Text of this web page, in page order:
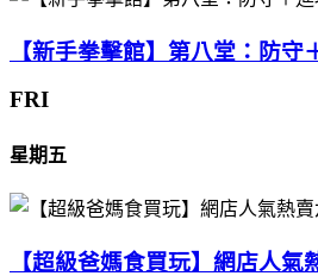
【新手拳擊館】第八堂：防守
FRI
星期五
【超級爸媽食買玩】網店人氣